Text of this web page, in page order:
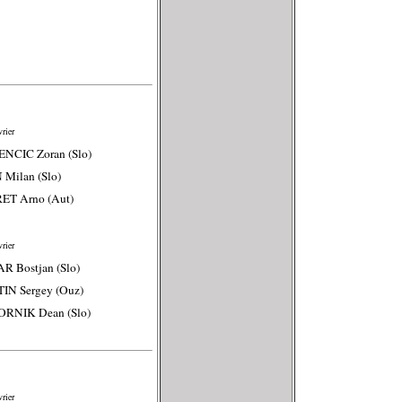
Zoran (Slo)
Milan (Slo)
Arno (Aut)
Bostjan (Slo)
Sergey (Ouz)
Dean (Slo)